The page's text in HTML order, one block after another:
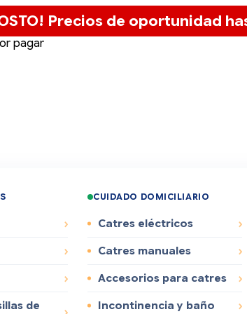
Precios de oportunidad
pagar
de
CUIDADO DOMICILIARIO
Catres eléctricos
Catres manuales
Accesorios para catres
Incontinencia y baño